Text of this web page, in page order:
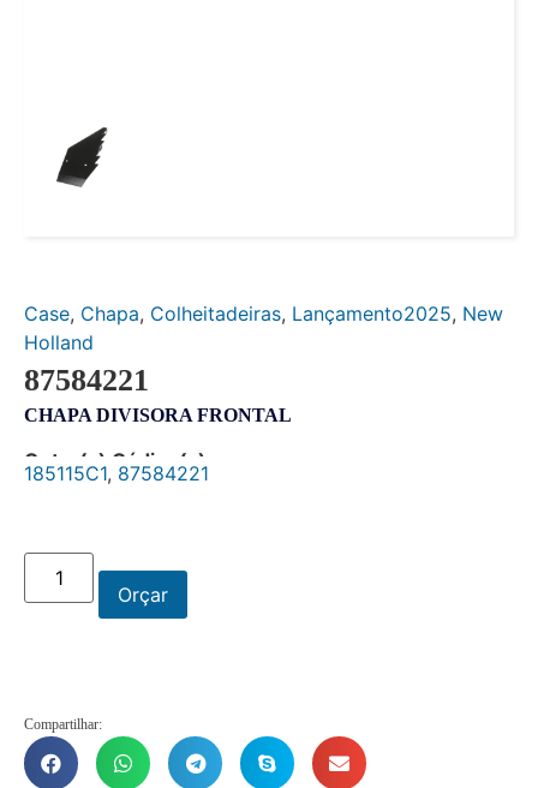
Case, Chapa, Colheitadeiras, Lançamento2025, New
Holland
87584221
CHAPA DIVISORA FRONTAL
Outro(s) Código(s):
185115C1, 87584221
Orçar
Compartilhar: